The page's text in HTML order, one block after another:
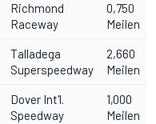
Richmond
Raceway
0,750
Meilen
Talladega
Superspeedway
2,660
Meilen
Dover Int'l.
Speedway
1,000
Meilen